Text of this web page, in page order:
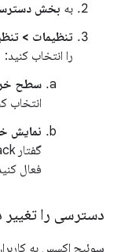
به بخش
تنظیمات >
را انتخاب کنید:
سطح
انتخاب
نمایش
فعال
دسترسی را تغییر
سوئیچ اکسس به